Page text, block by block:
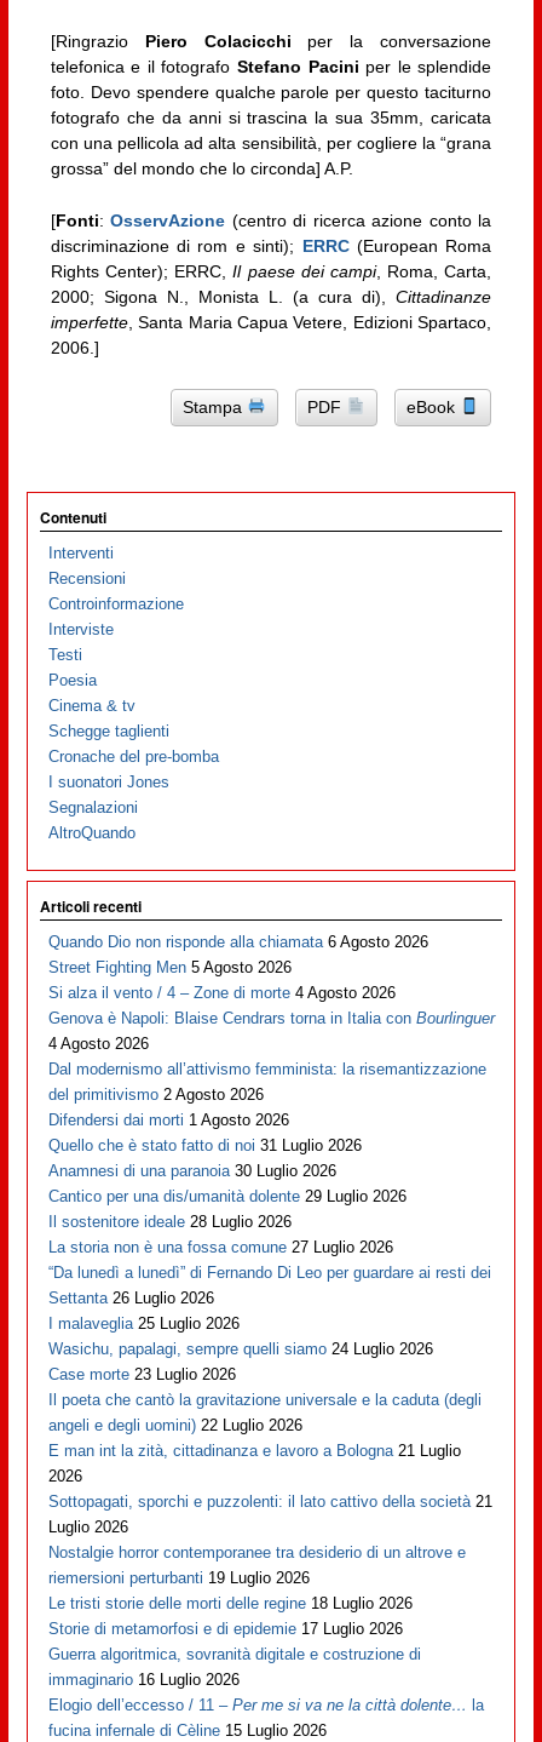
[Ringrazio Piero Colacicchi per la conversazione
telefonica e il fotografo Stefano Pacini per le splendide
foto. Devo spendere qualche parole per questo taciturno
fotografo che da anni si trascina la sua 35mm, caricata
con una pellicola ad alta sensibilità, per cogliere la “grana
grossa” del mondo che lo circonda] A.P.
[Fonti:OsservAzione (centro di ricerca azione conto la
discriminazione di rom e sinti); ERRC(European Roma
Rights Center); ERRC,Il paese dei campi, Roma, Carta,
2000; Sigona N., Monista L. (a cura di),Cittadinanze
imperfette, Santa Maria Capua Vetere, Edizioni Spartaco,
2006.]
Stampa PDF eBook
Contenuti
Interventi
Recensioni
Controinformazione
Interviste
Testi
Poesia
Cinema & tv
Schegge taglienti
Cronache del pre-bomba
I suonatori Jones
Segnalazioni
AltroQuando
Articoli recenti
Quando Dio non risponde alla chiamata 6 Agosto 2026
Street Fighting Men 5 Agosto 2026
Si alza il vento / 4 – Zone di morte 4 Agosto 2026
Genova è Napoli: Blaise Cendrars torna in Italia conBourlinguer
4 Agosto 2026
Dal modernismo all’attivismo femminista: la risemantizzazione
del primitivismo 2 Agosto 2026
Difendersi dai morti 1 Agosto 2026
Quello che è stato fatto di noi 31 Luglio 2026
Anamnesi di una paranoia 30 Luglio 2026
Cantico per una dis/umanità dolente 29 Luglio 2026
Il sostenitore ideale 28 Luglio 2026
La storia non è una fossa comune 27 Luglio 2026
“Da lunedì a lunedì” di Fernando Di Leo per guardare ai resti dei
Settanta 26 Luglio 2026
I malaveglia 25 Luglio 2026
Wasichu, papalagi, sempre quelli siamo 24 Luglio 2026
Case morte 23 Luglio 2026
Il poeta che cantò la gravitazione universale e la caduta (degli
angeli e degli uomini) 22 Luglio 2026
E man int la zità, cittadinanza e lavoro a Bologna 21 Luglio
2026
Sottopagati, sporchi e puzzolenti: il lato cattivo della società 21
Luglio 2026
Nostalgie horror contemporanee tra desiderio di un altrove e
riemersioni perturbanti 19 Luglio 2026
Le tristi storie delle morti delle regine 18 Luglio 2026
Storie di metamorfosi e di epidemie 17 Luglio 2026
Guerra algoritmica, sovranità digitale e costruzione di
immaginario 16 Luglio 2026
Elogio dell’eccesso / 11 –Per me si va ne la città dolente… la
fucina infernale di Cèline 15 Luglio 2026